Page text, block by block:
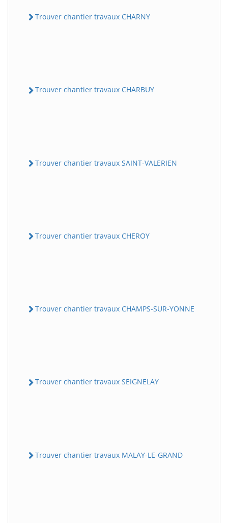
Trouver chantier travaux CHARNY
Trouver chantier travaux CHARBUY
Trouver chantier travaux SAINT-VALERIEN
Trouver chantier travaux CHEROY
Trouver chantier travaux CHAMPS-SUR-YONNE
Trouver chantier travaux SEIGNELAY
Trouver chantier travaux MALAY-LE-GRAND